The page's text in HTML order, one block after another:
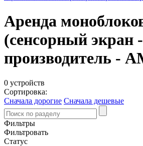
Аренда
(сенсорный экран
производитель -
0 устройств
Сортировка:
Сначала дорогие Сначала дешевые
Фильтры
Фильтровать
Статус